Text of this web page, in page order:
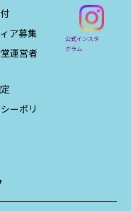
ア募集
運営者
ーポリ
公式インスタ
グラム